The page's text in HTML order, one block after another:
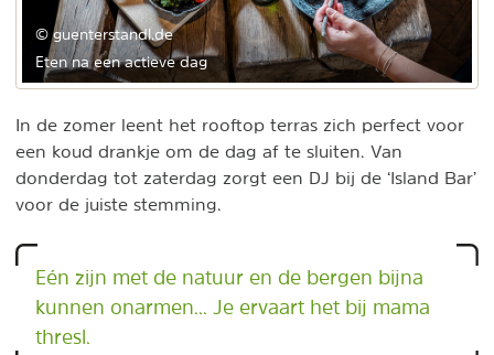
© guenterstandl.de
Eten na een actieve dag
In de zomer leent het rooftop terras zich perfect voor
een koud drankje om de dag af te sluiten. Van
donderdag tot zaterdag zorgt een DJ bij de ‘Island Bar’
voor de juiste stemming.
Eén zijn met de natuur en de bergen bijna
kunnen onarmen... Je ervaart het bij mama
thresl.